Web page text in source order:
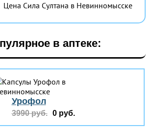
Цена Сила Султана в Невинномысске
в аптеке:
Урофол
3990 руб. 0 руб.